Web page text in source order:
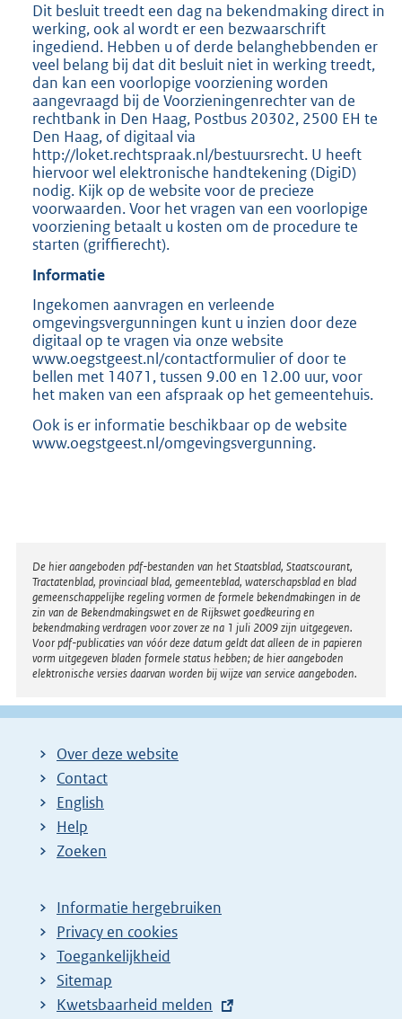
Dit besluit treedt een dag na bekendmaking direct in
werking, ook al wordt er een bezwaarschrift
ingediend. Hebben u of derde belanghebbenden er
veel belang bij dat dit besluit niet in werking treedt,
dan kan een voorlopige voorziening worden
aangevraagd bij de Voorzieningenrechter van de
rechtbank in Den Haag, Postbus 20302, 2500 EH te
Den Haag, of digitaal via
http://loket.rechtspraak.nl/bestuursrecht. U heeft
hiervoor wel elektronische handtekening (DigiD)
nodig. Kijk op de website voor de precieze
voorwaarden. Voor het vragen van een voorlopige
voorziening betaalt u kosten om de procedure te
starten (griffierecht).
Informatie
Ingekomen aanvragen en verleende
omgevingsvergunningen kunt u inzien door deze
digitaal op te vragen via onze website
www.oegstgeest.nl/contactformulier of door te
bellen met 14071, tussen 9.00 en 12.00 uur, voor
het maken van een afspraak op het gemeentehuis.
Ook is er informatie beschikbaar op de website
www.oegstgeest.nl/omgevingsvergunning.
Disclaimer
De hier aangeboden pdf-bestanden van het Staatsblad, Staatscourant,
Tractatenblad, provinciaal blad, gemeenteblad, waterschapsblad en blad
gemeenschappelijke regeling vormen de formele bekendmakingen in de
zin van de Bekendmakingswet en de Rijkswet goedkeuring en
bekendmaking verdragen voor zover ze na 1 juli 2009 zijn uitgegeven.
Voor pdf-publicaties van vóór deze datum geldt dat alleen de in papieren
vorm uitgegeven bladen formele status hebben; de hier aangeboden
elektronische versies daarvan worden bij wijze van service aangeboden.
Over deze website
Contact
English
Help
Zoeken
Informatie hergebruiken
Privacy en cookies
Toegankelijkheid
Sitemap
E
Kwetsbaarheid melden